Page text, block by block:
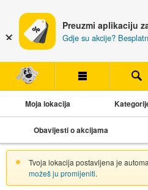
Preuzmi aplikaciju
Gdje su akcije?
Moja lokacija
Obavijesti o akcijama
Tvoja lokacija postavljena je
možeš ju promijeniti.